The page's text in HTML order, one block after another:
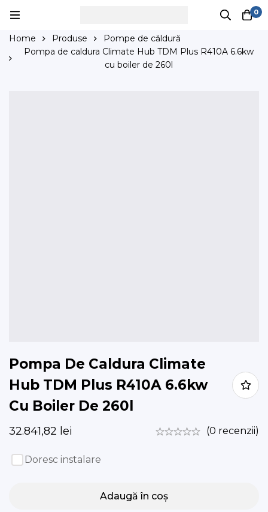
0
Home Produse
Pompe de căldură
Pompa de caldura Climate Hub TDM Plus R410A 6.6kw
cu boiler de 260l
Pompa De Caldura Climate
Hub TDM Plus R410A 6.6kw
Cu Boiler De 260l
32.841,82 lei (0 recenzii)
Doresc instalare
Adaugă în coș